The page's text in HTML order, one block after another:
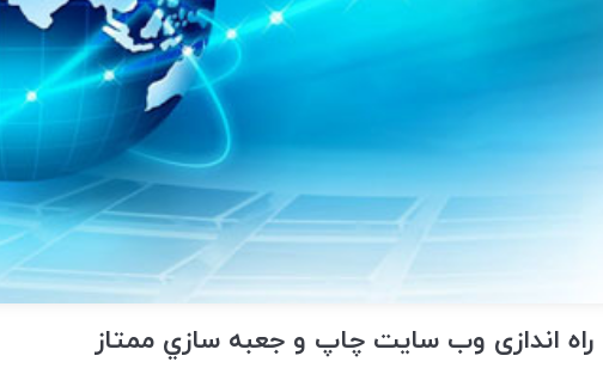
راه اندازی وب سایت چاپ و جعبه سازي ممتاز